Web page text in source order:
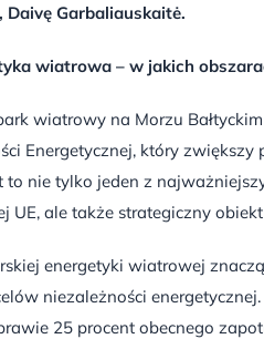
Garbaliauskaitė.
wiatrowa – w jakich
wiatrowy na Morzu
Energetycznej, który
to nie tylko jeden z
UE, ale także strategiczny
energetyki wiatrowej
niezależności
25 procent obecnego